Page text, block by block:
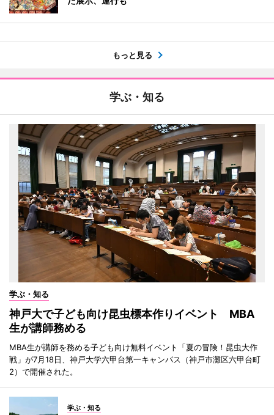
もっと見る
学ぶ・知る
学ぶ・知る
神戸大で子ども向け昆虫標本作りイベント MBA
生が講師務める
MBA生が講師を務める子ども向け無料イベント「夏の冒険！昆虫大作
戦」が7月18日、神戸大学六甲台第一キャンパス（神戸市灘区六甲台町
2）で開催された。
学ぶ・知る